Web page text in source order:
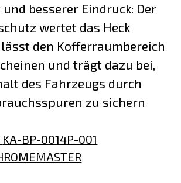
und besserer Eindruck: Der
wertet das Heck
den Kofferraumbereich
und trägt dazu bei,
des Fahrzeugs durch
zu sichern
KA-BP-0014P-001